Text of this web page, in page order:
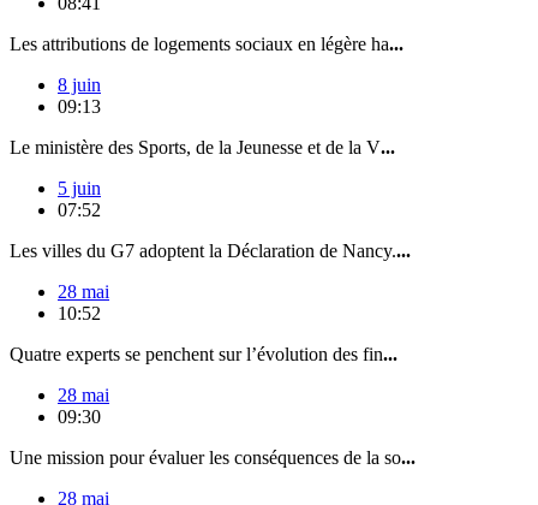
Les attributions de logements sociaux en légère ha...
8 juin
09:13
Le ministère des Sports, de la Jeunesse et de la V...
5 juin
07:52
Les villes du G7 adoptent la Déclaration de Nancy....
28 mai
10:52
Quatre experts se penchent sur l’évolution des fin...
28 mai
09:30
Une mission pour évaluer les conséquences de la so...
28 mai